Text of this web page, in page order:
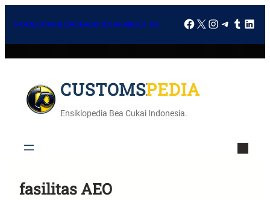
HOMEDOWNLOADFAQKONTAKABOUT US
CUSTOMSPEDIA
Ensiklopedia Bea Cukai Indonesia.
fasilitas AEO